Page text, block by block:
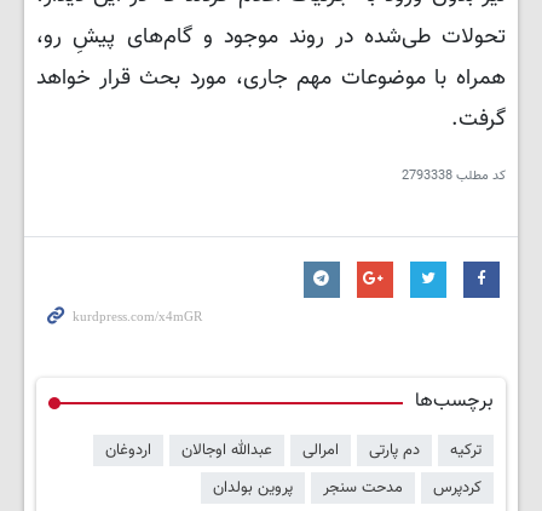
تحولات طی‌شده در روند موجود و گام‌های پیشِ رو،
همراه با موضوعات مهم جاری، مورد بحث قرار خواهد
گرفت.
کد مطلب2793338
برچسب‌ها
ترکیه دم پارتی امرالی عبدالله اوجالان
اردوغان
کردپرس
مدحت سنجر پروین بولدان